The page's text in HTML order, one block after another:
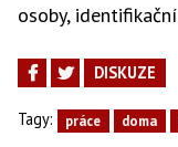
osoby,
DISKUZE
Tagy: práce doma